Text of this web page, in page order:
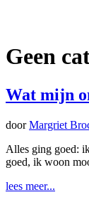
Geen
Wat mijn
doorMargriet
Alles ging goed:
goed, ik woon
lees meer...